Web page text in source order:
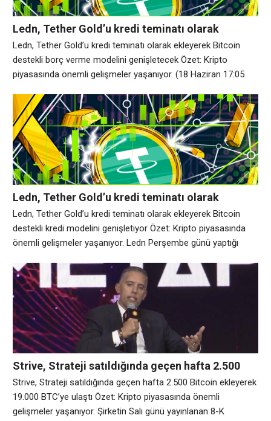
Ledn, Tether Gold’u kredi teminatı olarak
ekleyerek Bitcoin destekli borç verme modelini
genişletecek
Ledn, Tether Gold’u kredi teminatı olarak ekleyerek Bitcoin
destekli borç verme modelini genişletecek Özet: Kripto
piyasasında önemli gelişmeler yaşanıyor. (18 Haziran 17:05
sonlarında Ledn’de mevcut olacağını yansıtacak şekilde
güncellendi. Bitcoin borç verme platformu Ledn, hizmetlerini
Tether Gold’u (XAUt) içerecek şekilde genişletiyor ve
yatırımcılara tokenleştirilmiş varlığı tutma
Ledn, Tether Gold’u kredi teminatı olarak
ekleyerek Bitcoin destekli kredi modelini
genişletiyor
Ledn, Tether Gold’u kredi teminatı olarak ekleyerek Bitcoin
destekli kredi modelini genişletiyor Özet: Kripto piyasasında
önemli gelişmeler yaşanıyor. Ledn Perşembe günü yaptığı
yerine XAUt’u kredi teminatı olarak kullanabileceğini duyurdu.
Şirketin mevcut kredi verme modeline göre, müşteri
teminatları bire bir tutulur ve yeniden ipotek altına alınmaz,
ödünç verilmez veya getiri
Strive, Strateji satıldığında geçen hafta 2.500
Bitcoin ekleyerek 19.000 BTC’ye ulaştı
Strive, Strateji satıldığında geçen hafta 2.500 Bitcoin ekleyerek
19.000 BTC’ye ulaştı Özet: Kripto piyasasında önemli
gelişmeler yaşanıyor. Şirketin Salı günü yayınlanan 8-K